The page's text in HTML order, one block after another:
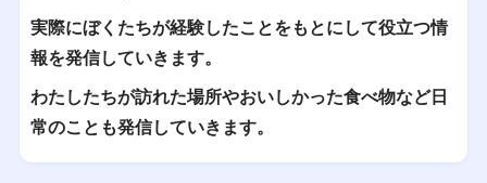
実際にぼくたちが経験したことをもとにして役立つ情
報を発信していきます。
わたしたちが訪れた場所やおいしかった食べ物など日
常のことも発信していきます。